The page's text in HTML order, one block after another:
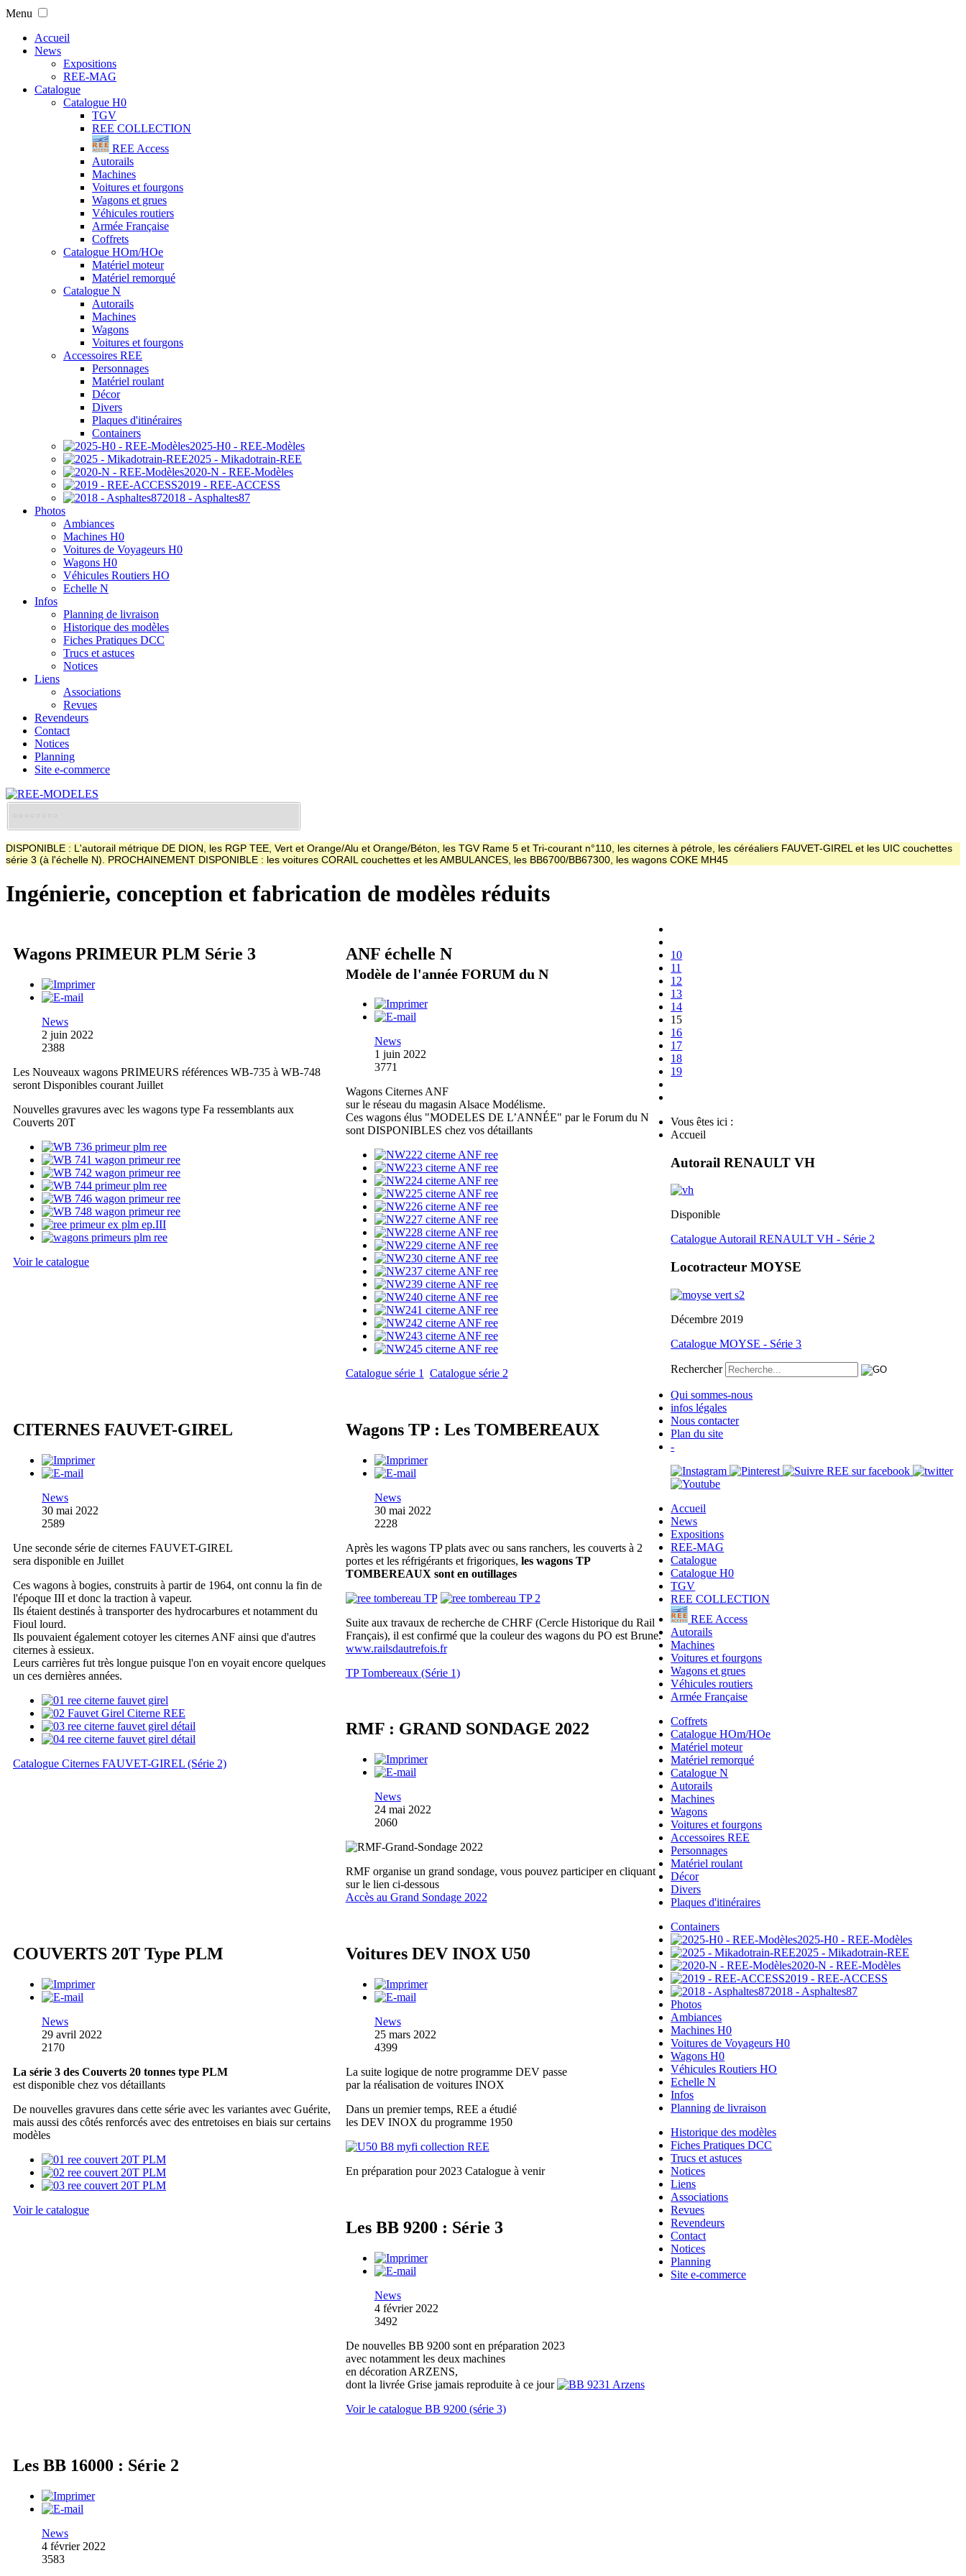
Menu
Accueil
News
Expositions
REE-MAG
Catalogue
Catalogue H0
TGV
REE COLLECTION
REE Access
Autorails
Machines
Voitures et fourgons
Wagons et grues
Véhicules routiers
Armée Française
Coffrets
Catalogue HOm/HOe
Matériel moteur
Matériel remorqué
Catalogue N
Autorails
Machines
Wagons
Voitures et fourgons
Accessoires REE
Personnages
Matériel roulant
Décor
Divers
Plaques d'itinéraires
Containers
2025-H0 - REE-Modèles
2025 - Mikadotrain-REE
2020-N - REE-Modèles
2019 - REE-ACCESS
2018 - Asphaltes87
Photos
Ambiances
Machines H0
Voitures de Voyageurs H0
Wagons H0
Véhicules Routiers HO
Echelle N
Infos
Planning de livraison
Historique des modèles
Fiches Pratiques DCC
Trucs et astuces
Notices
Liens
Associations
Revues
Revendeurs
Contact
Notices
Planning
Site e-commerce
DISPONIBLE : L'autorail métrique DE DION, les RGP TEE, Vert et Orange/Alu et Orange/Béton, les TGV Rame 5 et Tri-courant n°110, les citernes à pétrole, les céréaliers FAUVET-GIREL et les UIC couchettes
série 3 (à l'échelle N). PROCHAINEMENT DISPONIBLE : les voitures CORAIL couchettes et les AMBULANCES, les BB6700/BB67300, les wagons COKE MH45
Ingénierie, conception et fabrication de modèles réduits
Wagons PRIMEUR PLM Série 3
News
2 juin 2022
2388
Les Nouveaux wagons PRIMEURS références WB-735 à WB-748
seront Disponibles courant Juillet
Nouvelles gravures avec les wagons type Fa ressemblants aux
Couverts 20T
Voir le catalogue
ANF échelle N
Modèle de l'année FORUM du N
News
1 juin 2022
3771
Wagons Citernes ANF
sur le réseau du magasin Alsace Modélisme.
Ces wagons élus "MODELES DE L’ANNÉE" par le Forum du N
sont DISPONIBLES chez vos détaillants
Catalogue série 1 Catalogue série 2
CITERNES FAUVET-GIREL
News
30 mai 2022
2589
Une seconde série de citernes FAUVET-GIREL
sera disponible en Juillet
Ces wagons à bogies, construits à partir de 1964, ont connu la fin de
l'époque III et donc la traction à vapeur.
Ils étaient destinés à transporter des hydrocarbures et notamment du
Fioul lourd.
Ils pouvaient également cotoyer les citernes ANF ainsi que d'autres
citernes à essieux.
Leurs carrières fut très longue puisque l'on en voyait encore quelques
un ces dernières années.
Catalogue Citernes FAUVET-GIREL (Série 2)
Wagons TP : Les TOMBEREAUX
News
30 mai 2022
2228
Après les wagons TP plats avec ou sans ranchers, les couverts à 2
portes et les réfrigérants et frigoriques, les wagons TP
TOMBEREAUX sont en outillages
Suite aux travaux de recherche de CHRF (Cercle Historique du Rail
Français), il est confirmé que la couleur des wagons du PO est Brune.
www.railsdautrefois.fr
TP Tombereaux (Série 1)
RMF : GRAND SONDAGE 2022
News
24 mai 2022
2060
RMF organise un grand sondage, vous pouvez participer en cliquant
sur le lien ci-dessous
Accès au Grand Sondage 2022
COUVERTS 20T Type PLM
News
29 avril 2022
2170
La série 3 des Couverts 20 tonnes type PLM
est disponible chez vos détaillants
De nouvelles gravures dans cette série avec les variantes avec Guérite,
mais aussi des côtés renforcés avec des entretoises en biais sur certains
modèles
Voir le catalogue
Voitures DEV INOX U50
News
25 mars 2022
4399
La suite logique de notre programme DEV passe
par la réalisation de voitures INOX
Dans un premier temps, REE a étudié
les DEV INOX du programme 1950
En préparation pour 2023 Catalogue à venir
Les BB 9200 : Série 3
News
4 février 2022
3492
De nouvelles BB 9200 sont en préparation 2023
avec notamment les deux machines
en décoration ARZENS,
dont la livrée Grise jamais reproduite à ce jour
Voir le catalogue BB 9200 (série 3)
Les BB 16000 : Série 2
News
4 février 2022
3583
10
11
12
13
14
15
16
17
18
19
Vous êtes ici :
Accueil
Autorail RENAULT VH
Disponible
Catalogue Autorail RENAULT VH - Série 2
Locotracteur MOYSE
Décembre 2019
Catalogue MOYSE - Série 3
Rechercher
Qui sommes-nous
infos légales
Nous contacter
Plan du site
-
Accueil
News
Expositions
REE-MAG
Catalogue
Catalogue H0
TGV
REE COLLECTION
REE Access
Autorails
Machines
Voitures et fourgons
Wagons et grues
Véhicules routiers
Armée Française
Coffrets
Catalogue HOm/HOe
Matériel moteur
Matériel remorqué
Catalogue N
Autorails
Machines
Wagons
Voitures et fourgons
Accessoires REE
Personnages
Matériel roulant
Décor
Divers
Plaques d'itinéraires
Containers
2025-H0 - REE-Modèles
2025 - Mikadotrain-REE
2020-N - REE-Modèles
2019 - REE-ACCESS
2018 - Asphaltes87
Photos
Ambiances
Machines H0
Voitures de Voyageurs H0
Wagons H0
Véhicules Routiers HO
Echelle N
Infos
Planning de livraison
Historique des modèles
Fiches Pratiques DCC
Trucs et astuces
Notices
Liens
Associations
Revues
Revendeurs
Contact
Notices
Planning
Site e-commerce